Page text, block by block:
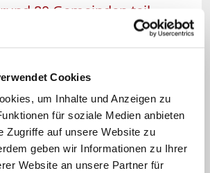
Cookies
um Inhalte und Anzeigen zu
für soziale Medien anbieten
Zugriffe auf unsere Website zu
geben wir Informationen zu Ihrer
Website an unsere Partner für
80 Gemeinden teil
wollen die
Ziel sei es, "die
Beratung für
Menschen strukturell zu